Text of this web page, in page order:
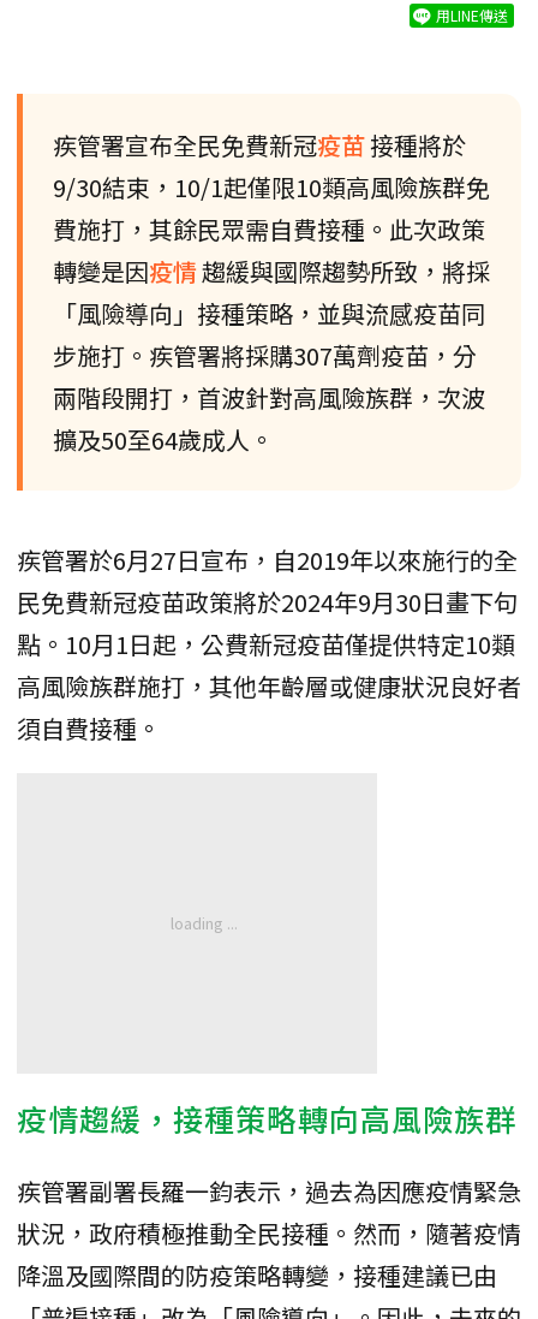
用LINE傳送
疾管署宣布全民免費新冠疫苗接種將於
9/30結束，10/1起僅限10類高風險族群免
費施打，其餘民眾需自費接種。此次政策
轉變是因疫情趨緩與國際趨勢所致，將採
「風險導向」接種策略，並與流感疫苗同
步施打。疾管署將採購307萬劑疫苗，分
兩階段開打，首波針對高風險族群，次波
擴及50至64歲成人。
疾管署於6月27日宣布，自2019年以來施行的全
民免費新冠疫苗政策將於2024年9月30日畫下句
點。10月1日起，公費新冠疫苗僅提供特定10類
高風險族群施打，其他年齡層或健康狀況良好者
須自費接種。
疫情趨緩，接種策略轉向高風險族群
疾管署副署長羅一鈞表示，過去為因應疫情緊急
狀況，政府積極推動全民接種。然而，隨著疫情
降溫及國際間的防疫策略轉變，接種建議已由